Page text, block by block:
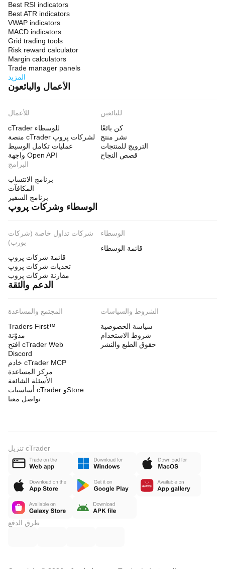
Best RSI indicators
Best ATR indicators
VWAP indicators
MACD indicators
Grid trading tools
Risk reward calculator
Margin calculators
Trade manager panels
المزيد
الأعمال والبائعون
للأعمال
cTrader للوسطاء
منصة cTrader لشركات پروپ
عمليات تكامل الوسيط
واجهة Open API
للبائعين
كن بائعًا
نشر منتج
الترويج للمنتجات
قصص النجاح
البرامج
برنامج الانتساب
المكافآت
برنامج السفير
الوسطاء وشركات پروپ
شركات تداول خاصة (شركات
بورب)
قائمة شركات پروپ
تحديات شركات پروپ
مقارنة شركات پروب
الوسطاء
قائمة الوسطاء
الدعم والثقة
المجتمع والمساعدة
Traders First™
مدوّنة
افتح cTrader Web
Discord
خادم cTrader MCP
مركز المساعدة
الأسئلة الشائعة
أساسيات cTrader وStore
تواصل معنا
الشروط والسياسات
سياسة الخصوصية
شروط الاستخدام
حقوق الطبع والنشر
تنزيل cTrader
طرق الدفع